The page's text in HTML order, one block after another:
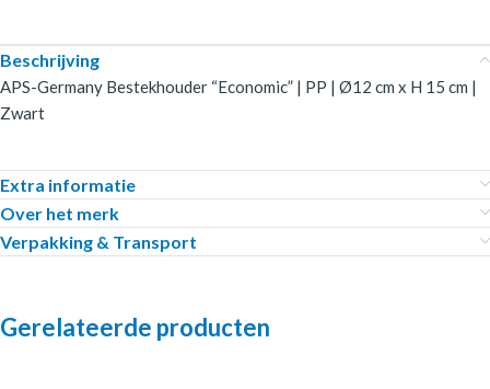
Beschrijving
APS-Germany Bestekhouder “Economic” | PP | Ø12 cm x H 15 cm |
Zwart
Extra informatie
Over het merk
Verpakking & Transport
Gerelateerde producten